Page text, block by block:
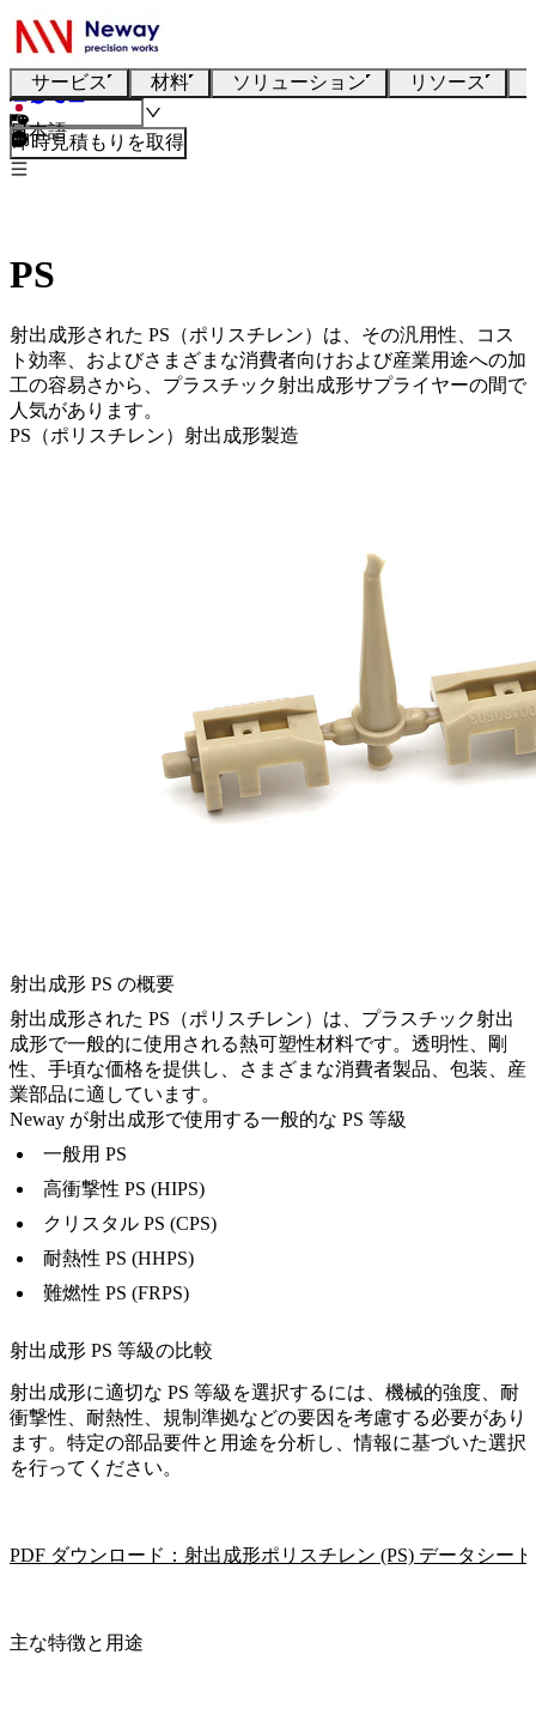
サービス 材料 ソリューション リソース
日本語
即時見積もりを取得
PS
射出成形された PS（ポリスチレン）は、その汎用性、コス
ト効率、およびさまざまな消費者向けおよび産業用途への加
工の容易さから、プラスチック射出成形サプライヤーの間で
人気があります。
PS（ポリスチレン）射出成形製造
射出成形 PS の概要
射出成形された PS（ポリスチレン）は、プラスチック射出
成形で一般的に使用される熱可塑性材料です。透明性、剛
性、手頃な価格を提供し、さまざまな消費者製品、包装、産
業部品に適しています。
Neway が射出成形で使用する一般的な PS 等級
一般用 PS
高衝撃性 PS (HIPS)
クリスタル PS (CPS)
耐熱性 PS (HHPS)
難燃性 PS (FRPS)
射出成形 PS 等級の比較
射出成形に適切な PS 等級を選択するには、機械的強度、耐
衝撃性、耐熱性、規制準拠などの要因を考慮する必要があり
ます。特定の部品要件と用途を分析し、情報に基づいた選択
を行ってください。
PDF ダウンロード：射出成形ポリスチレン (PS) データシート
主な特徴と用途